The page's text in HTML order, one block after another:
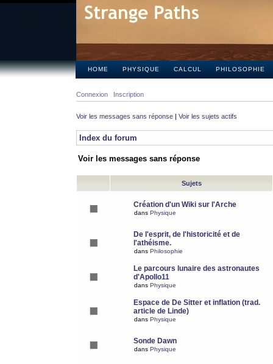
HOME PHYSIQUE CALCUL PHILOSOPHIE
Connexion Inscription
Voir les messages sans réponse | Voir les sujets actifs
Index du forum
Voir les messages sans réponse
Sujets
Création d'un Wiki sur l'Arche
dans Physique
De l'esprit, de l'historicité et de
l'athéisme.
dans Philosophie
Le parcours lunaire des astronautes
d'Apollo11
dans Physique
Espace de De Sitter et inflation (trad.
article de Linde)
dans Physique
Sonde Dawn
dans Physique